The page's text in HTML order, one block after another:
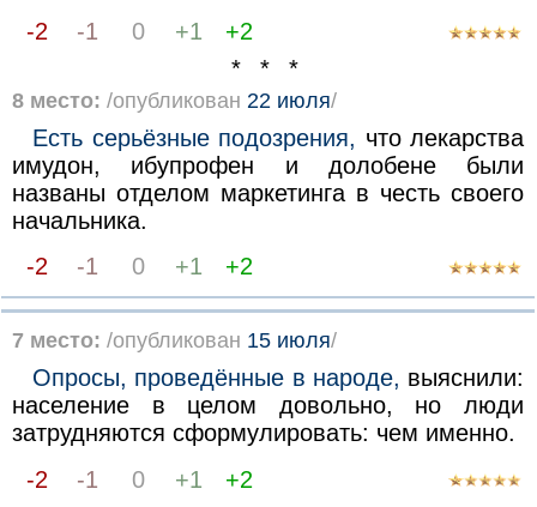
-2
-1 0 +1
+2
* * *
8 место: /опубликован 22 июля/
Есть серьёзные подозрения, что лекарства
имудон, ибупрофен и долобене были
названы отделом маркетинга в честь своего
начальника.
-2
-1 0 +1 +2
7 место: /опубликован 15 июля/
Опросы, проведённые в народе, выяснили:
население в целом довольно, но люди
затрудняются сформулировать: чем именно.
-2
-1 0 +1
+2